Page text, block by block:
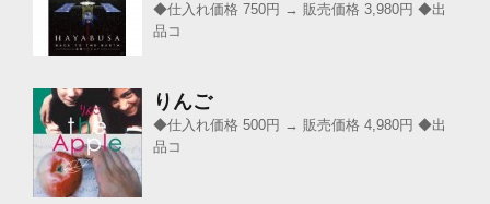
◆仕入れ価格 750円 → 販売価格 3,980円 ◆出
品コ
りんご
◆仕入れ価格 500円 → 販売価格 4,980円 ◆出
品コ